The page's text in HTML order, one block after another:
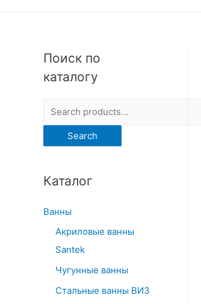
Поиск по
каталогу
e
a
c
f
Search
Каталог
Ванны
Акриловые ванны
Santek
Чугунные ванны
Стальные ванны ВИЗ